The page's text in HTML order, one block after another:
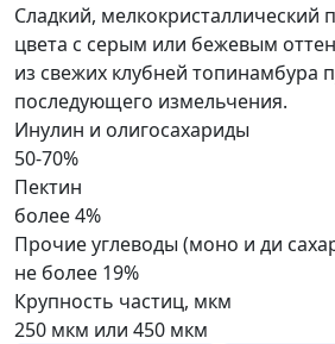
Сладкий, мелкокристаллический
цвета с серым или бежевым
из свежих клубней топинамбура
последующего измельчения.
Инулин и олигосахариды
50-70%
Пектин
более 4%
Прочие углеводы (моно и ди
не более 19%
Крупность частиц, мкм
250 мкм или 450 мкм